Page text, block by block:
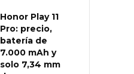
Honor Play 11
Pro: precio,
batería de
7.000 mAh y
solo 7,34 mm